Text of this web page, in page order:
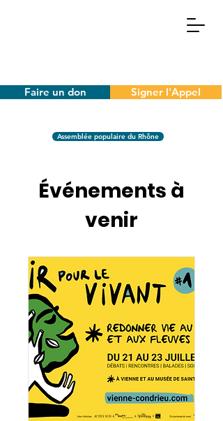
Faire un don Signer l'Appel
Assemblée populaire du Rhône
Événements à
venir